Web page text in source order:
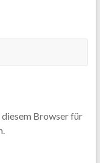
Browser für